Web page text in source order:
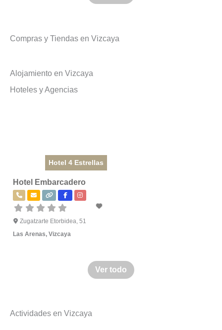
Compras y Tiendas en Vizcaya
Alojamiento en Vizcaya
Hoteles y Agencias
Hotel 4 Estrellas
Hotel Embarcadero
Zugatzarte Etorbidea, 51
Las Arenas, Vizcaya
Ver todo
Actividades en Vizcaya